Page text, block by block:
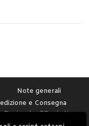
Note generali
e Consegna
by TDsolutions